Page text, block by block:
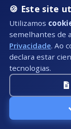
🍪 Este site
Utilizamos
semelhantes de
Privacidade. Ao
declara estar
tecnologias.